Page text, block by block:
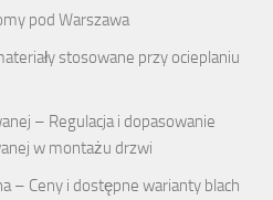
pod Warszawa
stosowane przy ocieplaniu
– Regulacja i dopasowanie
w montażu drzwi
– Ceny i dostępne warianty blach